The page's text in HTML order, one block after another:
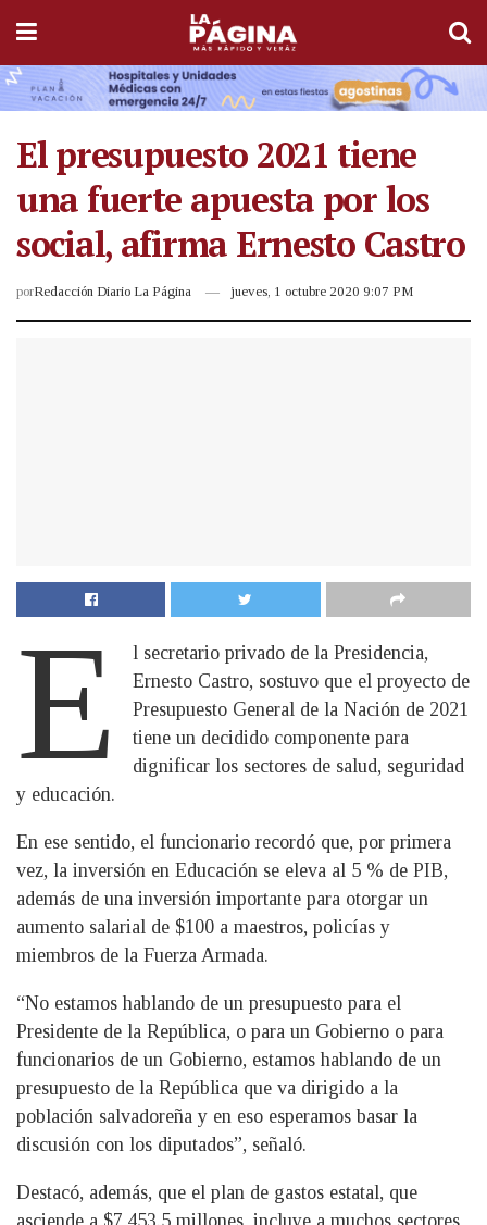
El presupuesto 2021 tiene
una fuerte apuesta por los
social, afirma Ernesto Castro
porRedacción Diario La Página jueves, 1 octubre 2020 9:07 PM
E
l secretario privado de la Presidencia,
Ernesto Castro, sostuvo que el proyecto de
Presupuesto General de la Nación de 2021
tiene un decidido componente para
dignificar los sectores de salud, seguridad
y educación.
En ese sentido, el funcionario recordó que, por primera
vez, la inversión en Educación se eleva al 5 % de PIB,
además de una inversión importante para otorgar un
aumento salarial de $100 a maestros, policías y
miembros de la Fuerza Armada.
“No estamos hablando de un presupuesto para el
Presidente de la República, o para un Gobierno o para
funcionarios de un Gobierno, estamos hablando de un
presupuesto de la República que va dirigido a la
población salvadoreña y en eso esperamos basar la
discusión con los diputados”, señaló.
Destacó, además, que el plan de gastos estatal, que